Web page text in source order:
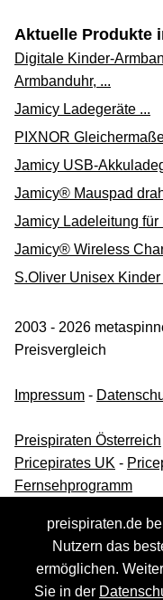
Aktuelle Produkte
Digitale Kinder-
Armbanduhr, ...
Jamicy Ladegeräte ...
PIXNOR
Jamicy USB-
Jamicy® Mauspad
Jamicy Ladeleitung für
Jamicy® Wireless
S.Oliver Unisex Kinder
2003 - 2026
Preisvergleich
Impressum -
Preispiraten Österreich
Pricepirates UK -
Fernsehprogramm
preispiraten.de
Nutzern das
ermöglichen.
Sie in der